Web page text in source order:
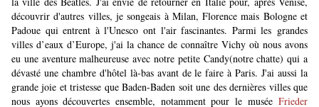
découvrir d'autres villes, je songeais à Milan, Florence mais Bologne et
Padoue qui entrent à l'Unesco ont l'air fascinantes. Parmi les grandes
villes d’eaux d’Europe, j'ai la chance de connaître Vichy où nous avons
eu une aventure malheureuse avec notre petite Candy(notre chatte) qui a
dévasté une chambre d'hôtel là-bas avant de le faire à Paris. J'ai aussi la
grande joie et tristesse que Baden-Baden soit une des dernières villes que
nous ayons découvertes ensemble, notamment pour le musée Frieder